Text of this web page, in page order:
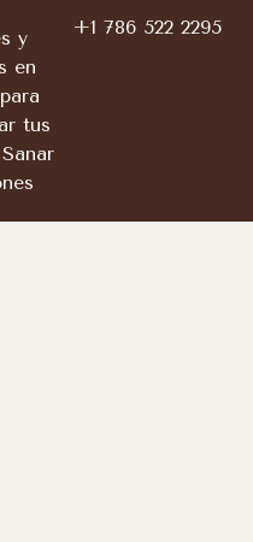
y
en
tus
+1 786 522 2295